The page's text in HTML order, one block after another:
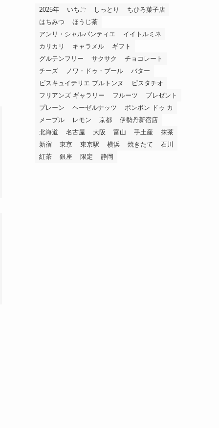
2025年 いちご しっとり
ちひろ菓子店
はちみつ
ほうじ茶
アンリ・シャルパンティエ
イイトルミネ
カリカリ
キャラメル
ギフト
グルテンフリー
サクサク
チョコレート
チーズ
ノワ・ドゥ・ブール
バター
ビスキュイテリエ ブルトンヌ
ピスタチオ
フリアンズ ギャラリー
フルーツ
プレゼント
プレーン
ヘーゼルナッツ
ボンボン ドゥ カ
メープル
レモン 京都
伊勢丹新宿店
北海道
名古屋 大阪 富山 手土産
抹茶
新宿
東京 東京駅 横浜 焼きたて
石川
紅茶
銀座 限定 静岡